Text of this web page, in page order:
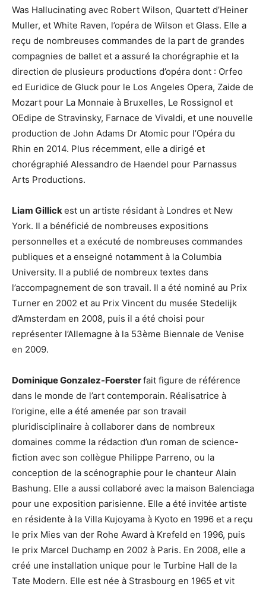
Was Hallucinating avec Robert Wilson, Quartett d’Heiner
Muller, et White Raven, l’opéra de Wilson et Glass. Elle a
reçu de nombreuses commandes de la part de grandes
compagnies de ballet et a assuré la chorégraphie et la
direction de plusieurs productions d’opéra dont : Orfeo
ed Euridice de Gluck pour le Los Angeles Opera, Zaide de
Mozart pour La Monnaie à Bruxelles, Le Rossignol et
OEdipe de Stravinsky, Farnace de Vivaldi, et une nouvelle
production de John Adams Dr Atomic pour l’Opéra du
Rhin en 2014. Plus récemment, elle a dirigé et
chorégraphié Alessandro de Haendel pour Parnassus
Arts Productions.
Liam Gillickest un artiste résidant à Londres et New
York. Il a bénéficié de nombreuses expositions
personnelles et a exécuté de nombreuses commandes
publiques et a enseigné notamment à la Columbia
University. Il a publié de nombreux textes dans
l’accompagnement de son travail. Il a été nominé au Prix
Turner en 2002 et au Prix Vincent du musée Stedelijk
d’Amsterdam en 2008, puis il a été choisi pour
représenter l’Allemagne à la 53ème Biennale de Venise
en 2009.
Dominique Gonzalez-Foersterfait figure de référence
dans le monde de l’art contemporain. Réalisatrice à
l’origine, elle a été amenée par son travail
pluridisciplinaire à collaborer dans de nombreux
domaines comme la rédaction d’un roman de science-
fiction avec son collègue Philippe Parreno, ou la
conception de la scénographie pour le chanteur Alain
Bashung. Elle a aussi collaboré avec la maison Balenciaga
pour une exposition parisienne. Elle a été invitée artiste
en résidente à la Villa Kujoyama à Kyoto en 1996 et a reçu
le prix Mies van der Rohe Award à Krefeld en 1996, puis
le prix Marcel Duchamp en 2002 à Paris. En 2008, elle a
créé une installation unique pour le Turbine Hall de la
Tate Modern. Elle est née à Strasbourg en 1965 et vit